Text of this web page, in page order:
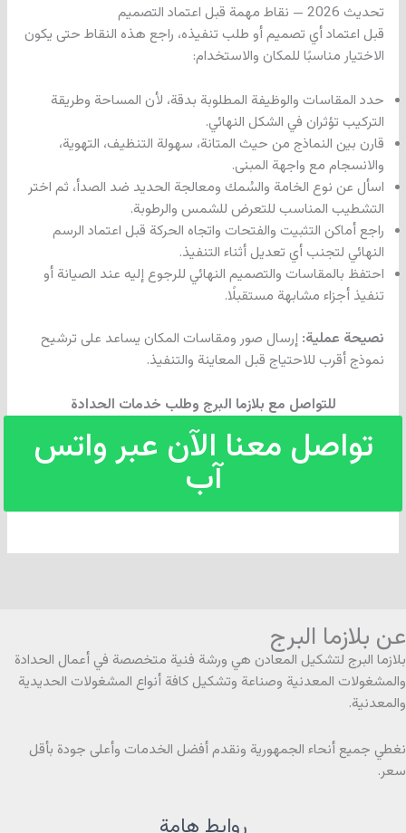
تحديث 2026 — نقاط مهمة قبل اعتماد التصميم
قبل اعتماد أي تصميم أو طلب تنفيذه، راجع هذه النقاط حتى يكون
الاختيار مناسبًا للمكان والاستخدام:
حدد المقاسات والوظيفة المطلوبة بدقة، لأن المساحة وطريقة
التركيب تؤثران في الشكل النهائي.
قارن بين النماذج من حيث المتانة، سهولة التنظيف، التهوية،
والانسجام مع واجهة المبنى.
اسأل عن نوع الخامة والسُمك ومعالجة الحديد ضد الصدأ، ثم اختر
التشطيب المناسب للتعرض للشمس والرطوبة.
راجع أماكن التثبيت والفتحات واتجاه الحركة قبل اعتماد الرسم
النهائي لتجنب أي تعديل أثناء التنفيذ.
احتفظ بالمقاسات والتصميم النهائي للرجوع إليه عند الصيانة أو
تنفيذ أجزاء مشابهة مستقبلًا.
نصيحة عملية: إرسال صور ومقاسات المكان يساعد على ترشيح
نموذج أقرب للاحتياج قبل المعاينة والتنفيذ.
للتواصل مع بلازما البرج وطلب خدمات الحدادة
تواصل معنا الآن عبر واتس
آب
عن بلازما البرج
بلازما البرج لتشكيل المعادن هي ورشة فنية متخصصة في أعمال الحدادة
والمشغولات المعدنية وصناعة وتشكيل كافة أنواع المشغولات الحديدية
والمعدنية.
نغطي جميع أنحاء الجمهورية ونقدم أفضل الخدمات وأعلى جودة بأقل
سعر.